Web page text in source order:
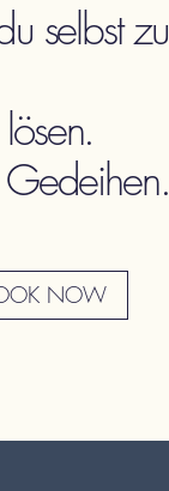
selbst zu
Gedeihen.
NOW